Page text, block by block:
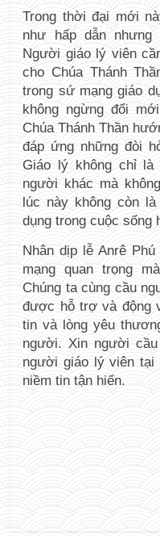
Trong thời đại mới
như hấp dẫn
Người giáo lý viên
cho Chúa Thánh
trong sứ mạng giáo
không ngừng đổi
Chúa Thánh Thần
đáp ứng những đòi
Giáo lý không chỉ
người khác mà
lúc này không còn
dụng trong cuộc sống
Nhân dịp lễ Anrê
mạng quan trọng
Chúng ta cùng cầu
được hỗ trợ và động
tin và lòng yêu
người. Xin người
người giáo lý viên tại
niềm tin tận hiến.